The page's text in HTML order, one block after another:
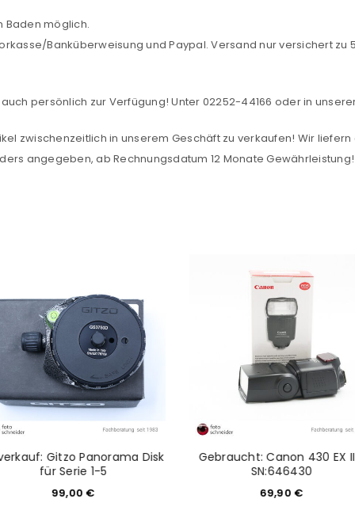
Baden möglich.
Banküberweisung und Paypal. Versand nur versichert
persönlich zur Verfügung! Unter 02252-44166 oder in
zwischenzeitlich in unserem Geschäft zu verkaufen! Wir
angegeben, ab Rechnungsdatum 12 Monate Gewährleistung!
Gitzo Panorama Disk
für Serie 1-5
99,00€
Gebraucht: Canon 430 EX
SN:646430
69,90€